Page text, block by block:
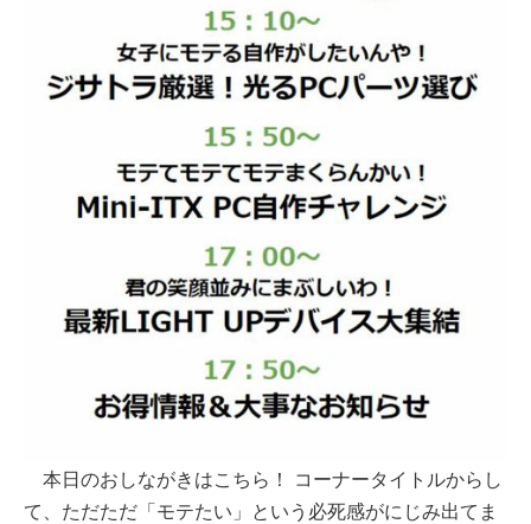
本日のおしながきはこちら！ コーナータイトルからし
て、ただただ「モテたい」という必死感がにじみ出てま